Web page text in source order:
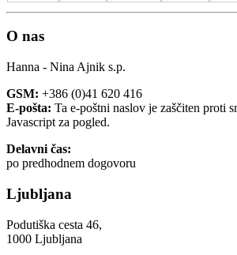
O nas
Hanna - Nina Ajnik s.p.
GSM: +386 (0)41 620 416
E-pošta: Ta e-poštni naslov je zaščiten proti
Javascript za pogled.
Delavni čas:
po predhodnem dogovoru
Ljubljana
Podutiška cesta 46,
1000 Ljubljana